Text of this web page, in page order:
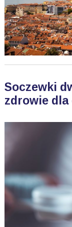
Soczewki
zdrowie dla